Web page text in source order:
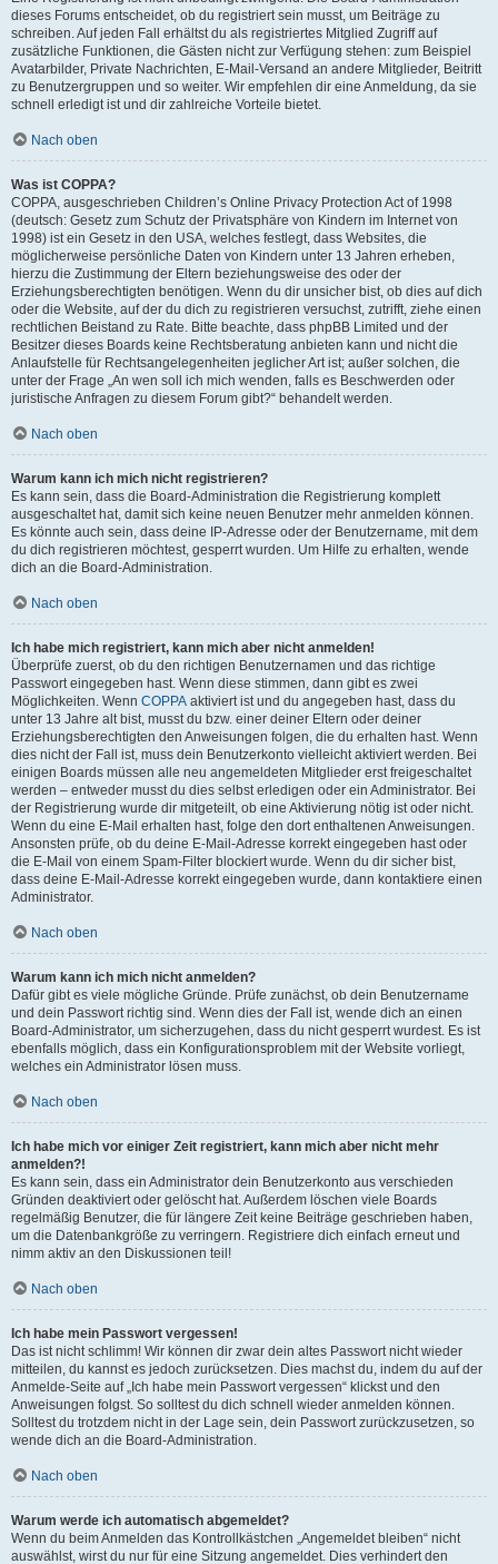
dieses Forums entscheidet, ob du registriert sein musst, um Beiträge zu
schreiben. Auf jeden Fall erhältst du als registriertes Mitglied Zugriff auf
zusätzliche Funktionen, die Gästen nicht zur Verfügung stehen: zum Beispiel
Avatarbilder, Private Nachrichten, E-Mail-Versand an andere Mitglieder, Beitritt
zu Benutzergruppen und so weiter. Wir empfehlen dir eine Anmeldung, da sie
schnell erledigt ist und dir zahlreiche Vorteile bietet.
Nach oben
Was ist COPPA?
COPPA, ausgeschrieben Children’s Online Privacy Protection Act of 1998
(deutsch: Gesetz zum Schutz der Privatsphäre von Kindern im Internet von
1998) ist ein Gesetz in den USA, welches festlegt, dass Websites, die
möglicherweise persönliche Daten von Kindern unter 13 Jahren erheben,
hierzu die Zustimmung der Eltern beziehungsweise des oder der
Erziehungsberechtigten benötigen. Wenn du dir unsicher bist, ob dies auf dich
oder die Website, auf der du dich zu registrieren versuchst, zutrifft, ziehe einen
rechtlichen Beistand zu Rate. Bitte beachte, dass phpBB Limited und der
Besitzer dieses Boards keine Rechtsberatung anbieten kann und nicht die
Anlaufstelle für Rechtsangelegenheiten jeglicher Art ist; außer solchen, die
unter der Frage „An wen soll ich mich wenden, falls es Beschwerden oder
juristische Anfragen zu diesem Forum gibt?“ behandelt werden.
Nach oben
Warum kann ich mich nicht registrieren?
Es kann sein, dass die Board-Administration die Registrierung komplett
ausgeschaltet hat, damit sich keine neuen Benutzer mehr anmelden können.
Es könnte auch sein, dass deine IP-Adresse oder der Benutzername, mit dem
du dich registrieren möchtest, gesperrt wurden. Um Hilfe zu erhalten, wende
dich an die Board-Administration.
Nach oben
Ich habe mich registriert, kann mich aber nicht anmelden!
Überprüfe zuerst, ob du den richtigen Benutzernamen und das richtige
Passwort eingegeben hast. Wenn diese stimmen, dann gibt es zwei
Möglichkeiten. Wenn COPPA aktiviert ist und du angegeben hast, dass du
unter 13 Jahre alt bist, musst du bzw. einer deiner Eltern oder deiner
Erziehungsberechtigten den Anweisungen folgen, die du erhalten hast. Wenn
dies nicht der Fall ist, muss dein Benutzerkonto vielleicht aktiviert werden. Bei
einigen Boards müssen alle neu angemeldeten Mitglieder erst freigeschaltet
werden – entweder musst du dies selbst erledigen oder ein Administrator. Bei
der Registrierung wurde dir mitgeteilt, ob eine Aktivierung nötig ist oder nicht.
Wenn du eine E-Mail erhalten hast, folge den dort enthaltenen Anweisungen.
Ansonsten prüfe, ob du deine E-Mail-Adresse korrekt eingegeben hast oder
die E-Mail von einem Spam-Filter blockiert wurde. Wenn du dir sicher bist,
dass deine E-Mail-Adresse korrekt eingegeben wurde, dann kontaktiere einen
Administrator.
Nach oben
Warum kann ich mich nicht anmelden?
Dafür gibt es viele mögliche Gründe. Prüfe zunächst, ob dein Benutzername
und dein Passwort richtig sind. Wenn dies der Fall ist, wende dich an einen
Board-Administrator, um sicherzugehen, dass du nicht gesperrt wurdest. Es ist
ebenfalls möglich, dass ein Konfigurationsproblem mit der Website vorliegt,
welches ein Administrator lösen muss.
Nach oben
Ich habe mich vor einiger Zeit registriert, kann mich aber nicht mehr
anmelden?!
Es kann sein, dass ein Administrator dein Benutzerkonto aus verschieden
Gründen deaktiviert oder gelöscht hat. Außerdem löschen viele Boards
regelmäßig Benutzer, die für längere Zeit keine Beiträge geschrieben haben,
um die Datenbankgröße zu verringern. Registriere dich einfach erneut und
nimm aktiv an den Diskussionen teil!
Nach oben
Ich habe mein Passwort vergessen!
Das ist nicht schlimm! Wir können dir zwar dein altes Passwort nicht wieder
mitteilen, du kannst es jedoch zurücksetzen. Dies machst du, indem du auf der
Anmelde-Seite auf „Ich habe mein Passwort vergessen“ klickst und den
Anweisungen folgst. So solltest du dich schnell wieder anmelden können.
Solltest du trotzdem nicht in der Lage sein, dein Passwort zurückzusetzen, so
wende dich an die Board-Administration.
Nach oben
Warum werde ich automatisch abgemeldet?
Wenn du beim Anmelden das Kontrollkästchen „Angemeldet bleiben“ nicht
auswählst, wirst du nur für eine Sitzung angemeldet. Dies verhindert den